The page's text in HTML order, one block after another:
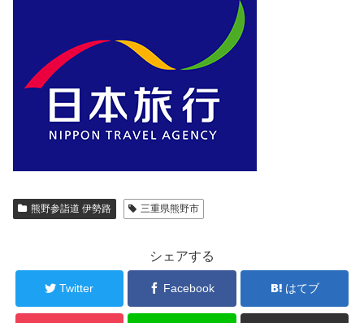
熊野参詣道 伊勢路 三重県熊野市
シェアする
Twitter Facebook はてブ